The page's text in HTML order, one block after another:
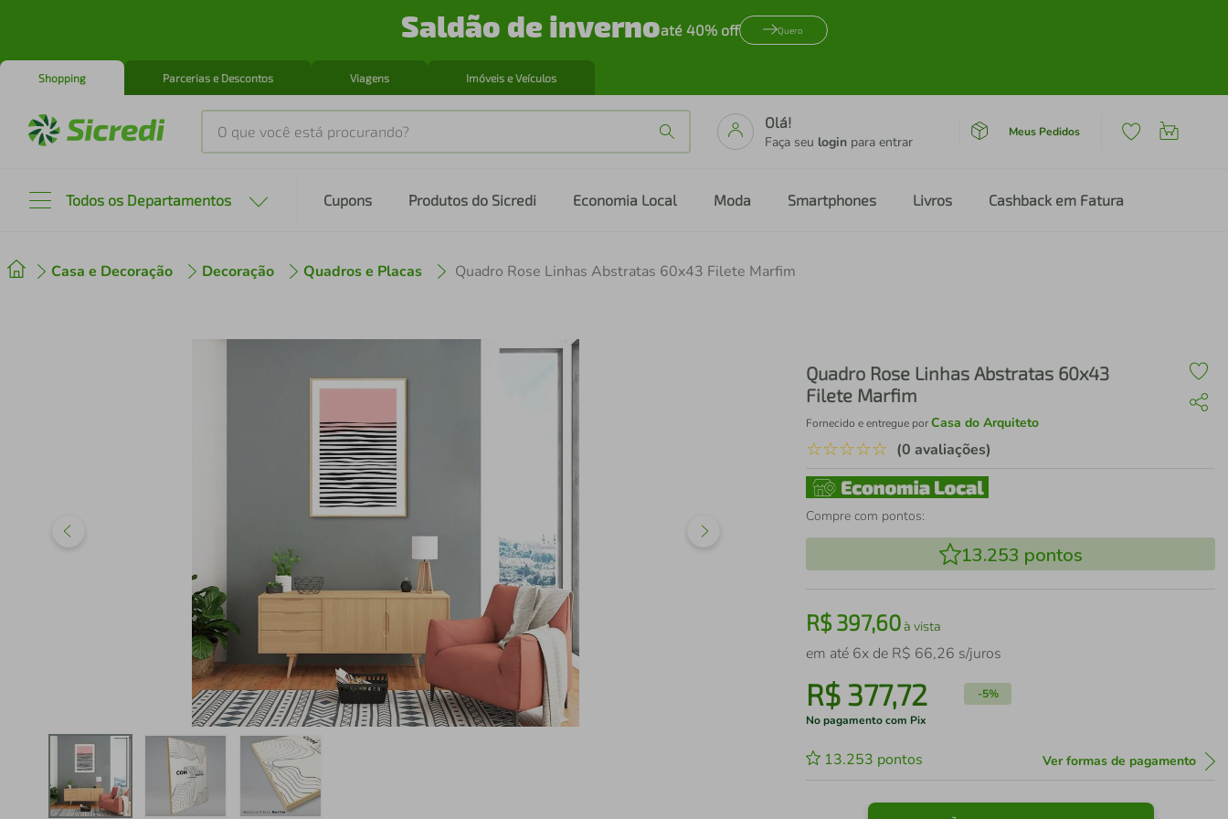
Saldão de invernoaté 40% off Quero
Shopping Parcerias e Descontos Viagens Imóveis e Veículos
O que você está procurando?
Olá!
Faça seu login para entrar
Meus Pedidos
Todos os Departamentos Cupons Produtos do Sicredi Economia Local Moda Smartphones Livros Cashback em Fatura
Casa e Decoração Decoração Quadros e Placas Quadro Rose Linhas Abstratas 60x43 Filete Marfim
Quadro Rose Linhas Abstratas 60x43
Filete Marfim
Fornecido e entregue porCasa do Arquiteto
☆☆☆☆☆ (0 avaliações)
Compre com pontos:
13.253 pontos
R$397,60à vista
em até 6x de R$ 66,26 s/juros
R$ 377,72 -5%
No pagamento com Pix
13.253 pontos Ver formas de pagamento
º cafeteira